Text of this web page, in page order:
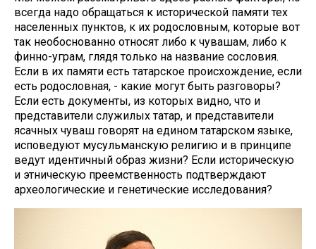
всегда надо обращаться к исторической памяти тех
населенных пунктов, к их родословным, которые вот
так необоснованно относят либо к чувашам, либо к
финно-уграм, глядя только на название сословия.
Если в их памяти есть татарское происхождение, если
есть родословная, - какие могут быть разговоры?
Если есть документы, из которых видно, что и
представители служилых татар, и представители
ясачных чуваш говорят на едином татарском языке,
исповедуют мусульманскую религию и в принципе
ведут идентичный образ жизни? Если историческую
и этническую преемственность подтверждают
археологические и генетические исследования?